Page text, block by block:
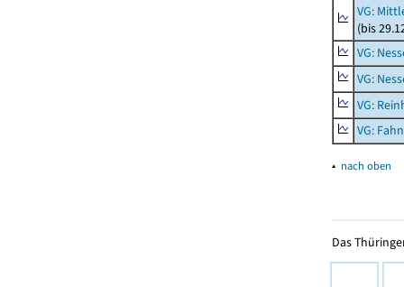
VG:
(bis
VG:
VG:
VG:
VG:
▴ nach oben
Das